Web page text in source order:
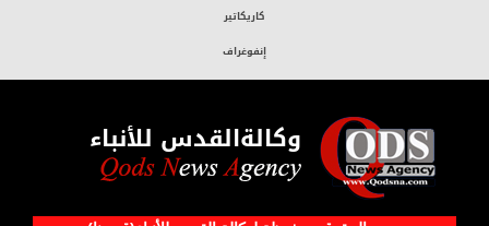
كاريكاتير
إنفوغراف
وكالةالقدس للأنباء